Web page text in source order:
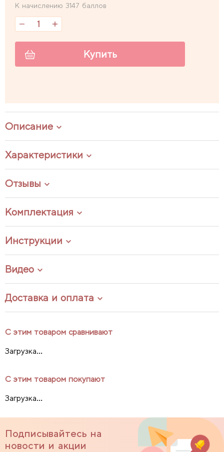
К начислению 3147 баллов
Купить
Описание
Характеристики
Отзывы
Комплектация
Инструкции
Видео
Доставка и оплата
С этим товаром сравнивают
Загрузка...
С этим товаром покупают
Загрузка...
Подписывайтесь на
новости и акции